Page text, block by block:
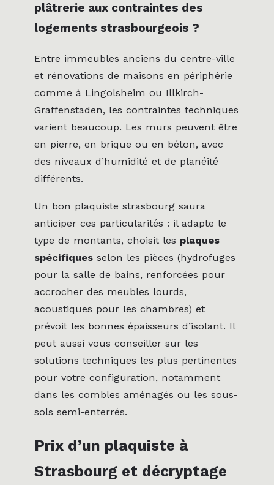
plâtrerie aux contraintes des
logements strasbourgeois ?
Entre immeubles anciens du centre-ville
et rénovations de maisons en périphérie
comme à Lingolsheim ou Illkirch-
Graffenstaden, les contraintes techniques
varient beaucoup. Les murs peuvent être
en pierre, en brique ou en béton, avec
des niveaux d’humidité et de planéité
différents.
Un bon plaquiste strasbourg saura
anticiper ces particularités : il adapte le
type de montants, choisit les plaques
spécifiques selon les pièces (hydrofuges
pour la salle de bains, renforcées pour
accrocher des meubles lourds,
acoustiques pour les chambres) et
prévoit les bonnes épaisseurs d’isolant. Il
peut aussi vous conseiller sur les
solutions techniques les plus pertinentes
pour votre configuration, notamment
dans les combles aménagés ou les sous-
sols semi-enterrés.
Prix d’un plaquiste à
Strasbourg et décryptage